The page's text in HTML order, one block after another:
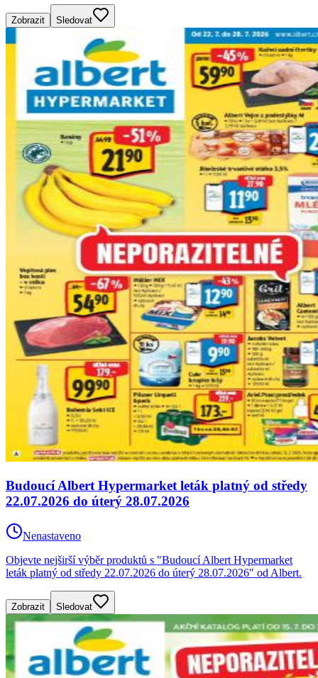
Zobrazit Sledovat
Budoucí Albert Hypermarket leták platný od středy
22.07.2026 do úterý 28.07.2026
Nenastaveno
Objevte nejširší výběr produktů s "Budoucí Albert Hypermarket
leták platný od středy 22.07.2026 do úterý 28.07.2026" od Albert.
Zobrazit Sledovat